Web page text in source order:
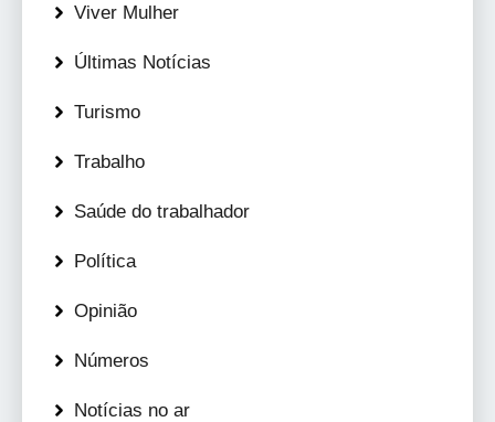
Viver Mulher
Últimas Notícias
Turismo
Trabalho
Saúde do trabalhador
Política
Opinião
Números
Notícias no ar